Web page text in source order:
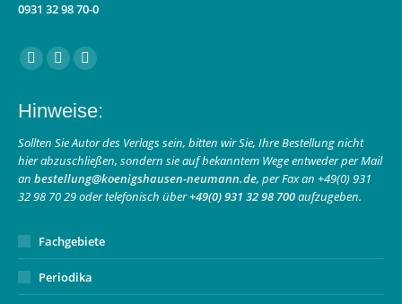
0931 32 98 70-0
Finden Sie uns auf:
Facebook
opens
in
new
window
Instagram
opens
in
new
window
E-
page
opens
in
new
window
Hinweise:
Sollten Sie Autor des Verlags sein, bitten wir Sie, Ihre Bestellung nicht
hier abzuschließen, sondern sie auf bekanntem Wege entweder per Mail
an bestellung@koenigshausen-neumann.de, per Fax an +49(0) 931
32 98 70 29 oder telefonisch über+49(0) 931 32 98 700aufzugeben.
Fachgebiete
Periodika